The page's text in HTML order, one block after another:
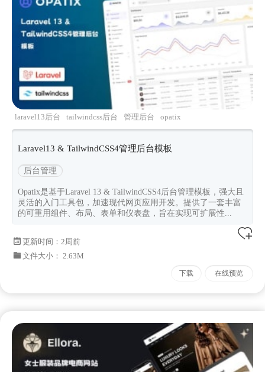
laravel13后台 tailwindcss后台 管理后台 opatix
Laravel13 & TailwindCSS4管理后台模板
后台管理
Opatix是基于Laravel 13 & TailwindCSS4后台管理模板，强大且
灵活的入门工具包，加速现代网页应用开发。提供了一套丰富
的可重用组件、布局、表单和仪表盘，旨在实现可扩展性...
更新时间： 2周前
文件大小： 2.63M
下载 在线预览